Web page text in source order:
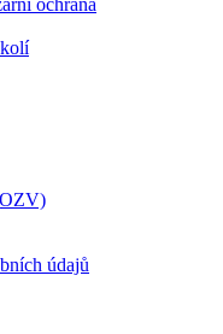
ochrana
údajů